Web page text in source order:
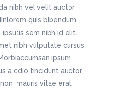
nibh vel velit auctor
quis bibendum
sem nibh id elit.
nibh vulputate cursus
ipsum
a odio tincidunt auctor
mauris vitae erat